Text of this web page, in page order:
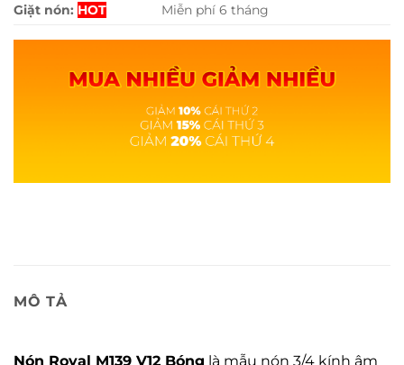
Giặt nón: HOT Miễn phí 6 tháng
MÔ TẢ
Nón Royal M139 V12 Bóng là mẫu nón 3/4 kính âm